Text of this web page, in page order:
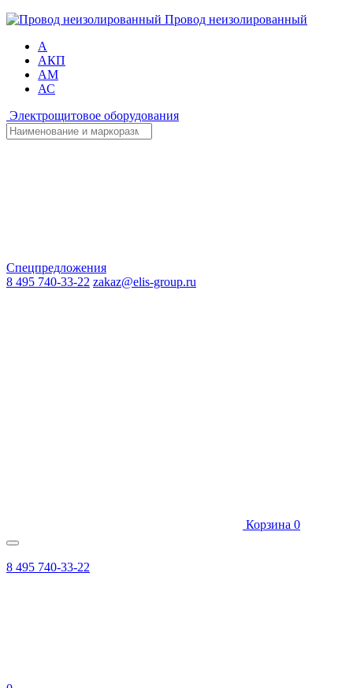
Провод неизолированный
А
АКП
АМ
АС
Электрощитовое оборудования
Спецпредложения
8 495 740-33-22 zakaz@elis-group.ru
Корзина 0
8 495 740-33-22